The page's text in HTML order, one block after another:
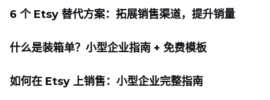
6 个 Etsy 替代方案：拓展销售渠道，提升销量
什么是装箱单？小型企业指南 + 免费模板
如何在 Etsy 上销售：小型企业完整指南